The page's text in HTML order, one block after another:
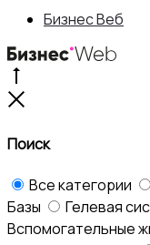
Бизнес Веб
Поиск
Все категории
Базы
Гелевая
Вспомогательные